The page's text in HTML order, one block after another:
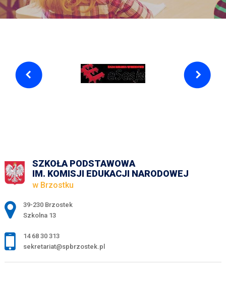
SZKOŁA PODSTAWOWA
IM. KOMISJI EDUKACJI NARODOWEJ
w Brzostku
Adres pocztowy:
39-230 Brzostek
Szkolna 13
14 68 30 313
sekretariat@spbrzostek.pl